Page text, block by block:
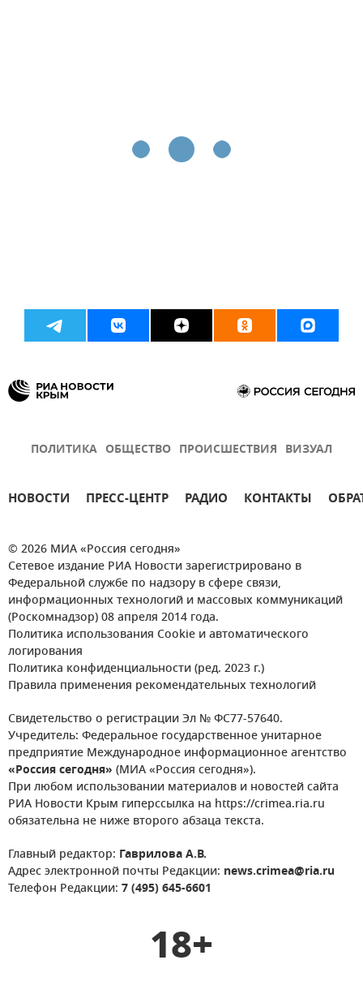
ПОЛИТИКА ОБЩЕСТВО ПРОИСШЕСТВИЯ ВИЗУАЛ
НОВОСТИ ПРЕСС-ЦЕНТР РАДИО КОНТАКТЫ
© 2026 МИА «Россия сегодня»
Сетевое издание РИА Новости зарегистрировано в
Федеральной службе по надзору в сфере связи,
информационных технологий и массовых коммуникаций
(Роскомнадзор) 08 апреля 2014 года.
Политика использования Cookie и автоматического
логирования
Политика конфиденциальности (ред. 2023 г.)
Правила применения рекомендательных технологий
Свидетельство о регистрации Эл № ФС77-57640.
Учредитель: Федеральное государственное унитарное
предприятие Международное информационное агентство
«Россия сегодня» (МИА «Россия сегодня»).
При любом использовании материалов и новостей сайта
РИА Новости Крым гиперссылка на https://crimea.ria.ru
обязательна не ниже второго абзаца текста.
Главный редактор: Гаврилова А.В.
Адрес электронной почты Редакции: news.crimea@ria.ru
Телефон Редакции: 7 (495) 645-6601
18+